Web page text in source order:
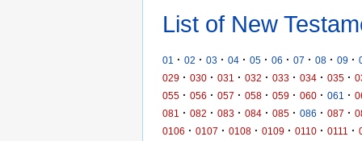
List of New
01 · 02 · 03 · 04 · 05 · 06 · 07 · 08 · 09 ·
029 · 030 · 031 · 032 · 033 · 034 · 035 ·
055 · 056 · 057 · 058 · 059 · 060 · 061 ·
081
· 082 · 083 · 084 · 085 · 086 · 087 ·
0106 · 0107 · 0108 · 0109 · 0110 · 0111 ·